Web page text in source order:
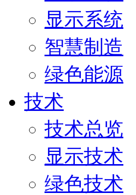
显示系统
智慧制造
绿色能源
技术
技术总览
显示技术
绿色技术